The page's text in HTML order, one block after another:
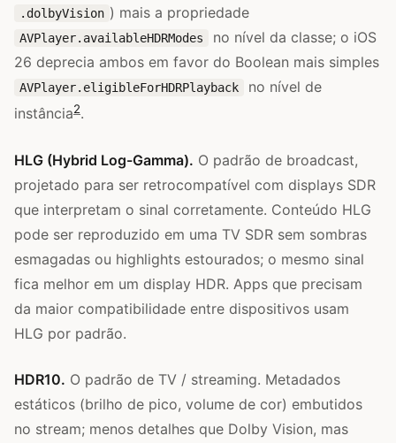
.dolbyVision ) mais a propriedade
AVPlayer.availableHDRModes
no nível da classe; o iOS
26 deprecia ambos em favor do Boolean mais simples
AVPlayer.eligibleForHDRPlayback
no nível de
instância2.
HLG (Hybrid Log-Gamma). O padrão de broadcast,
projetado para ser retrocompatível com displays SDR
que interpretam o sinal corretamente. Conteúdo HLG
pode ser reproduzido em uma TV SDR sem sombras
esmagadas ou highlights estourados; o mesmo sinal
fica melhor em um display HDR. Apps que precisam
da maior compatibilidade entre dispositivos usam
HLG por padrão.
HDR10. O padrão de TV / streaming. Metadados
estáticos (brilho de pico, volume de cor) embutidos
no stream; menos detalhes que Dolby Vision, mas